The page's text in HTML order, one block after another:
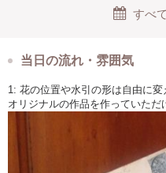
すべ
当日の流れ・雰囲気
1: 花の位置や水引の形は自由に変
オリジナルの作品を作っていただ